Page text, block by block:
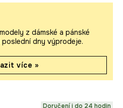
z dámské a pánské
dny výprodeje.
více »
Doručení i do 24 hodin